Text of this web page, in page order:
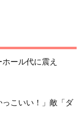
ール代に震え
こいい！」敵「ダ